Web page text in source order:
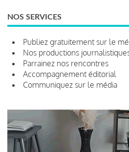
NOS SERVICES
Publiez gratuitement sur le
Nos productions
Parrainez nos rencontres
Accompagnement éditorial
Communiquez sur le média